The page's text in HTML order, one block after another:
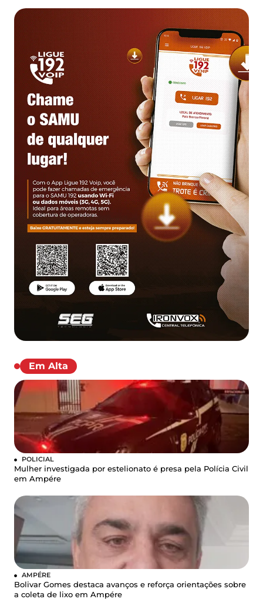
Em Alta
POLICIAL
Mulher investigada por estelionato é presa pela Polícia Civil
em Ampére
AMPÉRE
Bolivar Gomes destaca avanços e reforça orientações sobre
a coleta de lixo em Ampére